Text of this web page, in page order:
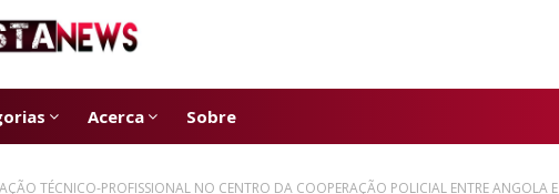
Acerca Sobre
TÉCNICO-PROFISSIONAL NO CENTRO DA COOPERAÇÃO POLICIAL ENTRE ANGOLA E